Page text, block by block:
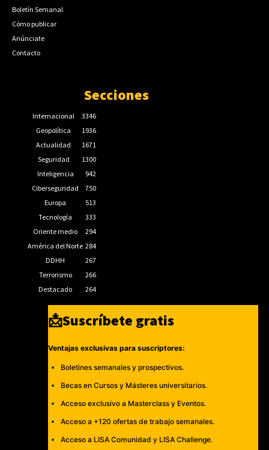
Boletín Semanal
Cómo publicar
Anúnciate
Contacto
Secciones
Internacional
3346
Geopolítica
1936
Actualidad
1671
Seguridad
1300
Inteligencia
942
Ciberseguridad
750
Europa
513
Tecnología
333
Oriente medio
294
América del Norte 284
DDHH
267
Terrorismo
266
Destacado
264
📩Suscríbete gratis
Ventajas exclusivas para suscriptores:
Boletines semanales y prospectivos.
Becas en Cursos y Másteres universitarios.
Acceso exclusivo a Masterclass y Eventos.
Acceso a +120 ofertas de trabajo semanales.
Acceso a LISA Comunidad y LISA Challenge.